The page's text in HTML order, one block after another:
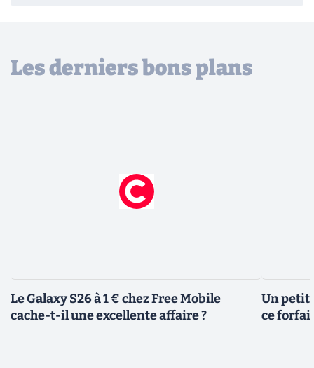
Les derniers bons plans
Le Galaxy S26 à 1 € chez Free Mobile
cache-t-il une excellente affaire ?
Un petit
ce